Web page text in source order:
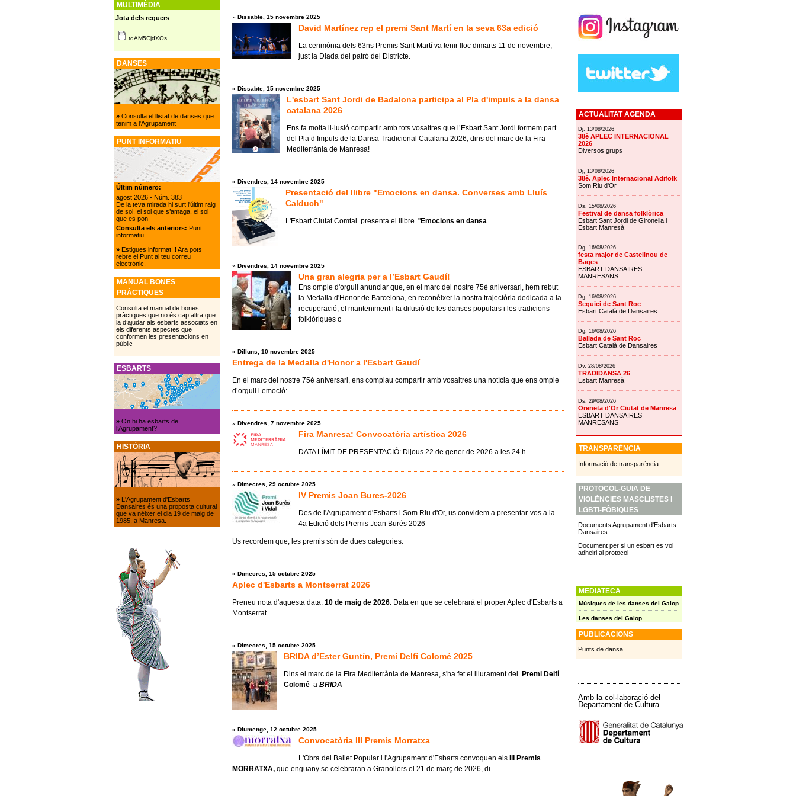
» Dissabte, 15 novembre 2025
David Martínez rep el premi Sant Martí en la seva 63a edició
La cerimònia dels 63ns Premis Sant Martí va tenir lloc dimarts 11 de novembre,
just la Diada del patró del Districte.
» Dissabte, 15 novembre 2025
L'esbart Sant Jordi de Badalona participa al Pla d'impuls a la dansa
catalana 2026
Ens fa molta il·lusió compartir amb tots vosaltres que l’Esbart Sant Jordi formem part
del Pla d’Impuls de la Dansa Tradicional Catalana 2026, dins del marc de la Fira
Mediterrània de Manresa!
» Divendres, 14 novembre 2025
Presentació del llibre "Emocions en dansa. Converses amb Lluís
Calduch"
L'Esbart Ciutat Comtal presenta el llibre "Emocions en dansa
» Divendres, 14 novembre 2025
Una gran alegria per a l’Esbart Gaudí!
Ens omple d'orgull anunciar que, en el marc del nostre 75è aniversari, hem rebut
la Medalla d'Honor de Barcelona, ​​en reconèixer la nostra trajectòria dedicada a la
recuperació, el manteniment i la difusió de les danses populars i les tradicions
folklòriques c
» Dilluns, 10 novembre 2025
Entrega de la Medalla d'Honor a l'Esbart Gaudí
En el marc del nostre 75è aniversari, ens complau compartir amb vosaltres una notícia que ens omple
d’orgull i emoció:
» Divendres, 7 novembre 2025
Fira Manresa: Convocatòria artística 2026
DATA LÍMIT DE PRESENTACIÓ: Dijous 22 de gener de 2026 a les 24 h
» Dimecres, 29 octubre 2025
IV Premis Joan Bures-2026
Des de l'Agrupament d'Esbarts i Som Riu d'Or, us convidem a presentar-vos a la
4a Edició dels Premis Joan Burés 2026
Us recordem que, les premis són de dues categories:
» Dimecres, 15 octubre 2025
Aplec d'Esbarts a Montserrat 2026
Preneu nota d'aquesta data: 10 de maig de 2026 . Data en que se celebrarà el proper Aplec d'Esbarts a
Montserrat
» Dimecres, 15 octubre 2025
BRIDA d’Ester Guntín, Premi Delfí Colomé 2025
Dins el marc de la Fira Mediterrània de Manresa, s'ha fet el lliurament del Premi Delfí
Colomé a BRIDA
» Diumenge, 12 octubre 2025
Convocatòria III Premis Morratxa
L'Obra del Ballet Popular i l'Agrupament d'Esbarts convoquen els III Premis
MORRATXA, que enguany se celebraran a Granollers el 21 de març de 2026, di
MULTIMÈDIA
Jota dels reguers
tqAM5CjdXOs
DANSES
»Consulta el llistat de danses que
tenim a l'Agrupament
PUNT INFORMATIU
Últim número:
agost 2026 - Núm. 383
De la teva mirada hi surt l'últim raig
de sol, el sol que s’amaga, el sol
que es pon
Consulta els anteriors: Punt
informatiu
»Estigues informat!!! Ara pots
rebre el Punt al teu correu
electrònic.
MANUAL BONES
PRÀCTIQUES
Consulta el manual de bones
pràctiques que no és cap altra que
la d’ajudar als esbarts associats en
els diferents aspectes que
conformen les presentacions en
públic
ESBARTS
»On hi ha esbarts de
l’Agrupament?
HISTÒRIA
» L'Agrupament d'Esbarts
Dansaires és una proposta cultural
que va néixer el dia 19 de maig de
1985, a Manresa.
ACTUALITAT AGENDA
Dj, 13/08/2026
38è APLEC INTERNACIONAL
2026
Diversos grups
Dj, 13/08/2026
38è. Aplec Internacional Adifolk
Som Riu d'Or
Ds, 15/08/2026
Festival de dansa folklòrica
Esbart Sant Jordi de Gironella i
Esbart Manresà
Dg, 16/08/2026
festa major de Castellnou de
Bages
ESBART DANSAIRES
MANRESANS
Dg, 16/08/2026
Seguici de Sant Roc
Esbart Català de Dansaires
Dg, 16/08/2026
Ballada de Sant Roc
Esbart Català de Dansaires
Dv, 28/08/2026
TRADIDANSA 26
Esbart Manresà
Ds, 29/08/2026
Oreneta d'Or Ciutat de Manresa
ESBART DANSAIRES
MANRESANS
TRANSPARÈNCIA
Informació de transparència
PROTOCOL-GUIA DE
VIOLÈNCIES MASCLISTES I
LGBTI-FÒBIQUES
Documents Agrupament d'Esbarts
Dansaires
Document per si un esbart es vol
adheiri al protocol
MEDIATECA
Músiques de les danses del Galop
Les danses del Galop
PUBLICACIONS
Punts de dansa
Amb la col·laboració del
Departament de Cultura